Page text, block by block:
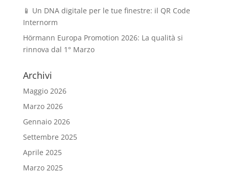
📱 Un DNA digitale per le tue finestre: il QR Code
Internorm
Hörmann Europa Promotion 2026: La qualità si
rinnova dal 1° Marzo
Archivi
Maggio 2026
Marzo 2026
Gennaio 2026
Settembre 2025
Aprile 2025
Marzo 2025